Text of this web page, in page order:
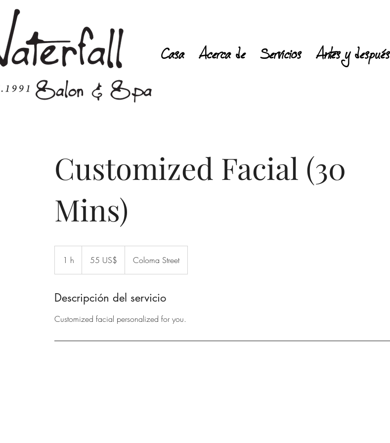
Casa Acerca de Servicios Antes y después
Customized Facial (30
Mins)
1 h
estadounidenses
55 US$ Coloma Street
Descripción del servicio
Customized facial personalized for you.